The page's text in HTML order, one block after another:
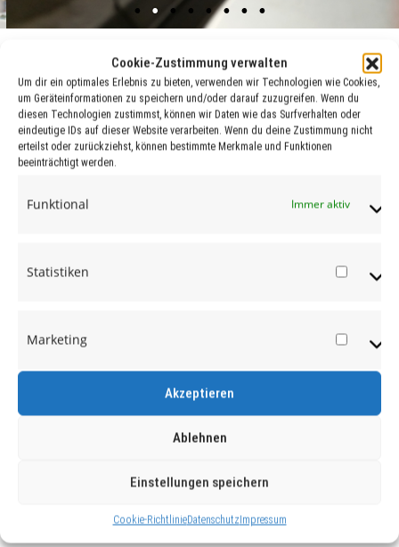
Cookie-Zustimmung verwalten
Um dir ein optimales Erlebnis zu bieten, verwenden wir Technologien wie Cookies,
um Geräteinformationen zu speichern und/oder darauf zuzugreifen. Wenn du
diesen Technologien zustimmst, können wir Daten wie das Surfverhalten oder
eindeutige IDs auf dieser Website verarbeiten. Wenn du deine Zustimmung nicht
erteilst oder zurückziehst, können bestimmte Merkmale und Funktionen
beeinträchtigt werden.
Funktional Immer aktiv
Statistiken
Marketing
Akzeptieren
Ablehnen
Einstellungen speichern
Cookie-RichtlinieDatenschutzImpressum
Reifendichtgel
adocom_Webservice 19 Jan. , 2018